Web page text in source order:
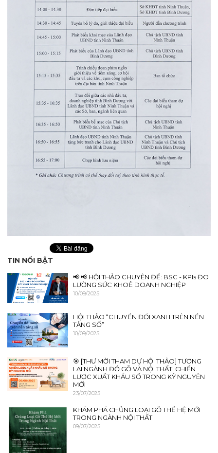
TIN NỔI BẬT
📢 📢 HỘI THẢO CHUYÊN ĐỀ: BSC - KPIs ĐO
LƯỜNG SỨC KHOẺ DOANH NGHIỆP
10/09/2025
HỘI THẢO “CHUYỂN ĐỔI XANH TRÊN NỀN
TẢNG SỐ”
10/09/2025
🎯 [THƯ MỜI THAM DỰ HỘI THẢO] TƯƠNG
LAI NGÀNH ĐỒ GỖ VÀ NỘI THẤT: CHIẾN
LƯỢC XUẤT KHẨU SỐ TRONG KỶ NGUYÊN
MỚI
23/07/2025
KHÁM PHÁ CHỦNG LOẠI GỖ THẾ HỆ MỚI
TRONG NGÀNH NỘI THẤT
09/07/2025